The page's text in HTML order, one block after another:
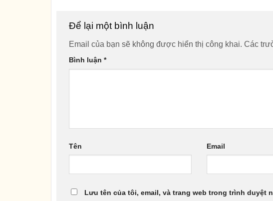
Để lại một bình luận
Email của bạn sẽ không được hiển thị công khai. Các
Bình luận *
Tên Email
Lưu tên của tôi, email, và trang web trong trình duyệt